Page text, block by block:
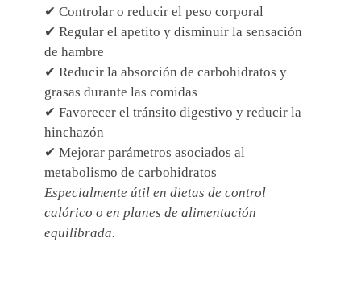
✔ Controlar o reducir el peso corporal
✔ Regular el apetito y disminuir la sensación
de hambre
✔ Reducir la absorción de carbohidratos y
grasas durante las comidas
✔ Favorecer el tránsito digestivo y reducir la
hinchazón
✔ Mejorar parámetros asociados al
metabolismo de carbohidratos
Especialmente útil en dietas de control
calórico o en planes de alimentación
equilibrada.